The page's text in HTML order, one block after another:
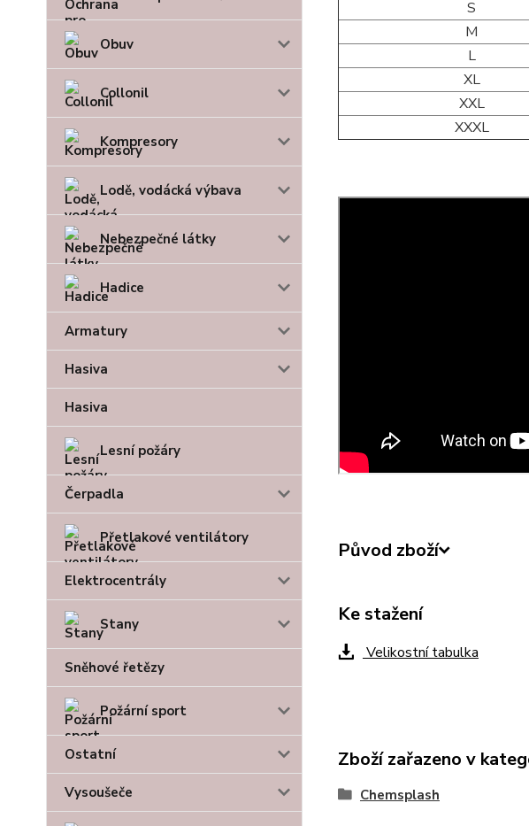
Obuv
Collonil
Kompresory
Lodě, vodácká výbava
Nebezpečné látky
Hadice
Armatury
Hasiva
Hasiva
Lesní požáry
Čerpadla
Přetlakové ventilátory
Elektrocentrály
Stany
Sněhové řetězy
Požární sport
Ostatní
Vysoušeče
S
M
L
XL
XXL
XXXL
Původ zboží
Ke stažení
Velikostní tabulka
Zboží zařazeno v
Chemsplash